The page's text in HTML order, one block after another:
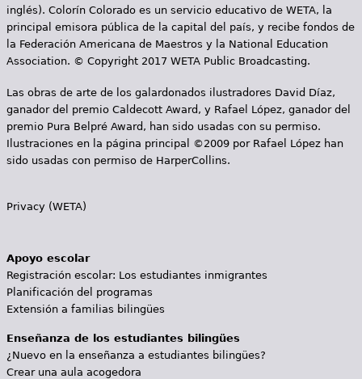
inglés). Colorín Colorado es un servicio educativo de WETA, la
principal emisora pública de la capital del país, y recibe fondos de
la Federación Americana de Maestros y la National Education
Association. © Copyright 2017 WETA Public Broadcasting.
Las obras de arte de los galardonados ilustradores David Díaz,
ganador del premio Caldecott Award, y Rafael López, ganador del
premio Pura Belpré Award, han sido usadas con su permiso.
Ilustraciones en la página principal ©2009 por Rafael López han
sido usadas con permiso de HarperCollins.
Privacy (WETA)
Apoyo escolar
Registración escolar: Los estudiantes inmigrantes
Planificación del programas
Extensión a familias bilingües
Enseñanza de los estudiantes bilingües
¿Nuevo en la enseñanza a estudiantes bilingües?
Crear una aula acogedora